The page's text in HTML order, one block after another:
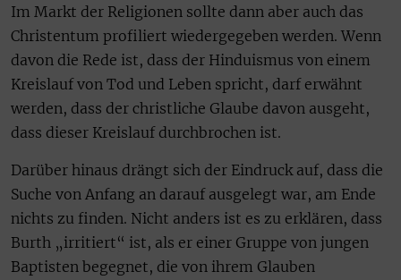
Im Markt der Religionen sollte dann aber auch das
Christentum profiliert wiedergegeben werden. Wenn
davon die Rede ist, dass der Hinduismus von einem
Kreislauf von Tod und Leben spricht, darf erwähnt
werden, dass der christliche Glaube davon ausgeht,
dass dieser Kreislauf durchbrochen ist.
Darüber hinaus drängt sich der Eindruck auf, dass die
Suche von Anfang an darauf ausgelegt war, am Ende
nichts zu finden. Nicht anders ist es zu erklären, dass
Burth „irritiert“ ist, als er einer Gruppe von jungen
Baptisten begegnet, die von ihrem Glauben